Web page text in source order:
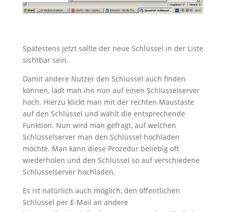
Spätestens jetzt sollte der neue Schlüssel in der Liste
sichtbar sein.
Damit andere Nutzer den Schlüssel auch finden
können, lädt man ihn nun auf einen Schlüsselserver
hoch. Hierzu klickt man mit der rechten Maustaste
auf den Schlüssel und wählt die entsprechende
Funktion. Nun wird man gefragt, auf welchen
Schlüsselserver man den Schlüssel hochladen
möchte. Man kann diese Prozedur beliebig oft
wiederholen und den Schlüssel so auf verschiedene
Schlüsselserver hochladen.
Es ist natürlich auch möglich, den öffentlichen
Schlüssel per E-Mail an andere